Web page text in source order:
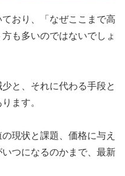
おり、「なぜここまで高
も多いのではないでしょ
と、それに代わる手段と
ます。
現状と課題、価格に与え
つになるのかまで、最新